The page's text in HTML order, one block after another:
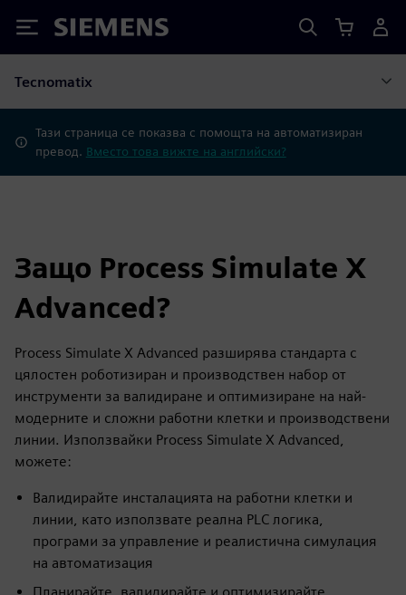
Siemens
Tecnomatix
Тази страница се показва с помощта на автоматизиран
превод. Вместо това вижте на английски?
Защо Process Simulate X
Advanced?
Process Simulate X Advanced разширява стандарта с
цялостен роботизиран и производствен набор от
инструменти за валидиране и оптимизиране на най-
модерните и сложни работни клетки и производствени
линии. Използвайки Process Simulate X Advanced,
можете:
Валидирайте инсталацията на работни клетки и
линии, като използвате реална PLC логика,
програми за управление и реалистична симулация
на автоматизация